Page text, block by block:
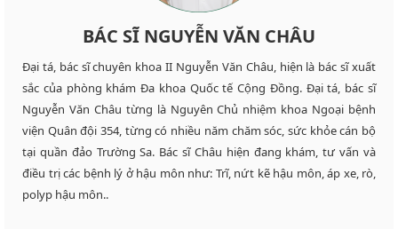
BÁC SĨ NGUYỄN VĂN CHÂU
Đại tá, bác sĩ chuyên khoa II Nguyễn Văn Châu, hiện là bác sĩ xuất
sắc của phòng khám Đa khoa Quốc tế Cộng Đồng. Đại tá, bác sĩ
Nguyễn Văn Châu từng là Nguyên Chủ nhiệm khoa Ngoại bệnh
viện Quân đội 354, từng có nhiều năm chăm sóc, sức khỏe cán bộ
tại quần đảo Trường Sa. Bác sĩ Châu hiện đang khám, tư vấn và
điều trị các bệnh lý ở hậu môn như: Trĩ, nứt kẽ hậu môn, áp xe, rò,
polyp hậu môn..